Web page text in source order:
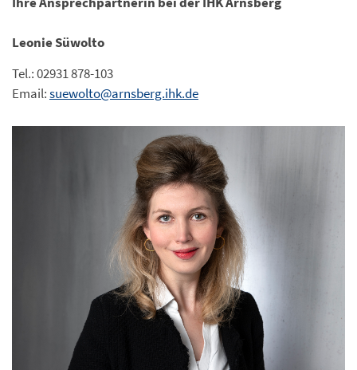
Leonie Süwolto
Tel.: 02931 878-103
Email:suewolto@arnsberg.ihk.de